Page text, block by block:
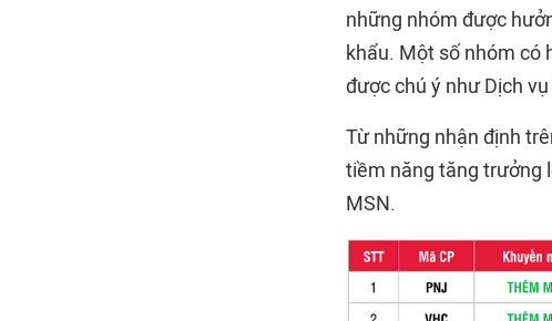
những nhóm được
khẩu. Một số nhóm có
được chú ý như Dịch
Từ những nhận định
tiềm năng tăng trưởng
MSN.